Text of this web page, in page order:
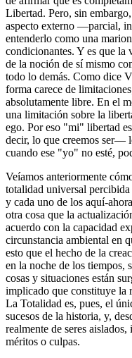
Libertad. Pero, sin
aspecto externo ―parcial,
entenderlo como una
condicionantes. Y es que la
de la noción de sí mismo
todo lo demás. Como dice
forma carece de
absolutamente libre. En el
una limitación sobre la
ego. Por eso "mi" libertad
decir, lo que creemos ser―
cuando ese "yo" no esté,
Veíamos anteriormente
totalidad universal
y cada uno de los aquí-
otra cosa que la
acuerdo con la capacidad
circunstancia ambiental en
esto que el hecho de la
en la noche de los tiempos,
cosas y situaciones están
implicado que constituye la
La Totalidad es, pues, el
sucesos de la historia, y,
realmente de seres
méritos o culpas.